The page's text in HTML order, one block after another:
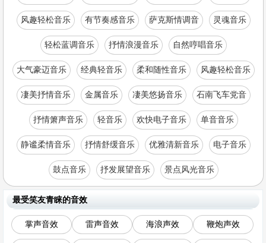
风趣轻松音乐 有节奏感音乐 萨克斯情调音 灵魂音乐
轻松蓝调音乐 抒情浪漫音乐 自然哼唱音乐
大气豪迈音乐 经典轻音乐 柔和随性音乐 风趣轻松音乐
凄美抒情音乐 金属音乐 凄美悠扬音乐 石南飞车党音
抒情箫声音乐 轻音乐 欢快电子音乐 单音音乐
静谧柔情音乐 抒情舒缓音乐 优雅清新音乐 电子音乐
鼓点音乐 抒发展望音乐 景点风光音乐
最受笑友青睐的音效
掌声音效 雷声音效 海浪声效 鞭炮声效